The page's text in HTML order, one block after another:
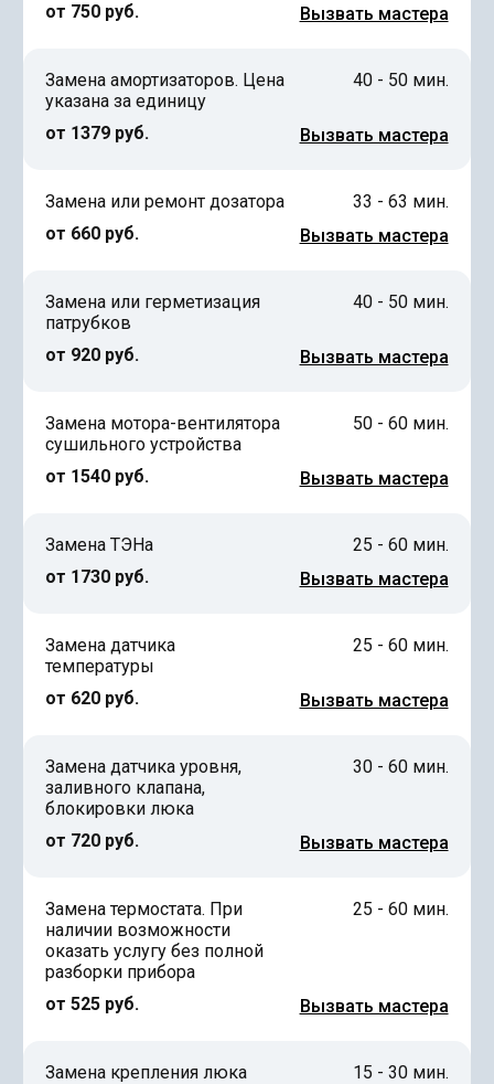
от 750 руб.
Вызвать мастера
Замена амортизаторов. Цена
указана за единицу
от 1379 руб.
40 - 50 мин.
Вызвать мастера
Замена или ремонт дозатора
от 660 руб.
33 - 63 мин.
Вызвать мастера
Замена или герметизация
патрубков
от 920 руб.
40 - 50 мин.
Вызвать мастера
Замена мотора-вентилятора
сушильного устройства
от 1540 руб.
50 - 60 мин.
Вызвать мастера
Замена ТЭНа
от 1730 руб.
25 - 60 мин.
Вызвать мастера
Замена датчика
температуры
от 620 руб.
25 - 60 мин.
Вызвать мастера
Замена датчика уровня,
заливного клапана,
блокировки люка
от 720 руб.
30 - 60 мин.
Вызвать мастера
Замена термостата. При
наличии возможности
оказать услугу без полной
разборки прибора
от 525 руб.
25 - 60 мин.
Вызвать мастера
Замена крепления люка 15 - 30 мин.